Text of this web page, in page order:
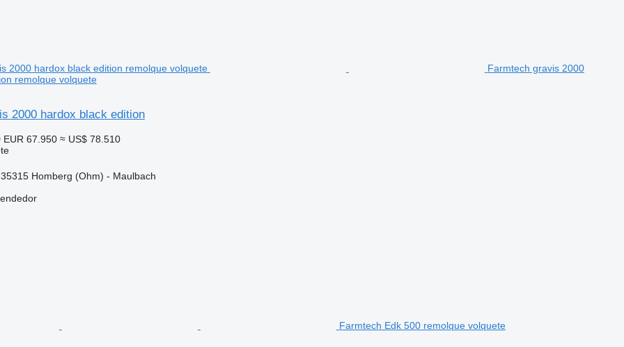
Farmtech gravis 2000
remolque volquete
2000 hardox black edition
EUR 67.950 ≈ US$ 78.510
Homberg (Ohm) - Maulbach
Farmtech Edk 500 remolque volquete